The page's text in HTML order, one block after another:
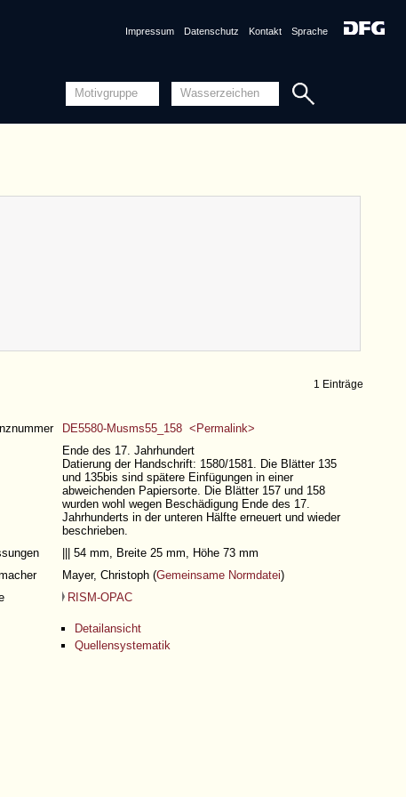
Impressum Datenschutz Kontakt Sprache
1 Einträge
DE5580-Musms55_158 <Permalink>
Ende des 17. Jahrhundert
Datierung der Handschrift: 1580/1581. Die Blätter 135
und 135bis sind spätere Einfügungen in einer
abweichenden Papiersorte. Die Blätter 157 und 158
wurden wohl wegen Beschädigung Ende des 17.
Jahrhunderts in der unteren Hälfte erneuert und wieder
beschrieben.
||| 54 mm, Breite 25 mm, Höhe 73 mm
Mayer, Christoph (Gemeinsame Normdatei)
RISM-OPAC
Detailansicht
Quellensystematik